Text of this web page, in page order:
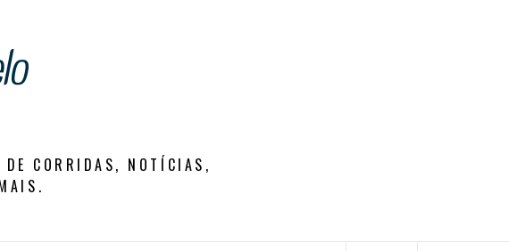
DE CORRIDAS, NOTÍCIAS,